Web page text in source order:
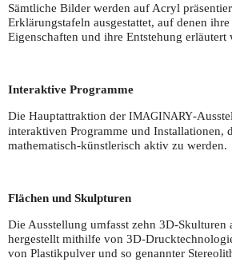
Sämtliche Bilder werden auf Acryl
Erklärungstafeln ausgestattet, auf denen
Eigenschaften und ihre Entstehung erläutert
Interaktive Programme
Die Hauptattraktion der IMAGINARY-
interaktiven Programme und Installationen,
mathematisch-künstlerisch aktiv zu werden.
Flächen und Skulpturen
Die Ausstellung umfasst zehn 3D-Skulturen
hergestellt mithilfe von 3D-
von Plastikpulver und so genannter